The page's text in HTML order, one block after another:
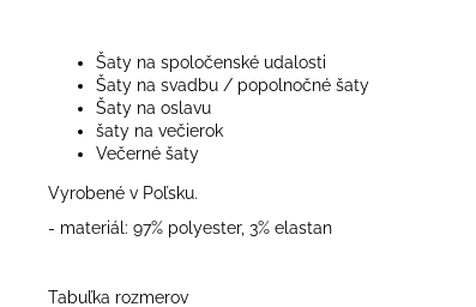
Šaty na spoločenské udalosti
Šaty na svadbu / popolnočné šaty
Šaty na oslavu
šaty na večierok
Večerné šaty
Vyrobené v Poľsku.
- materiál: 97% polyester, 3% elastan
Tabuľka rozmerov